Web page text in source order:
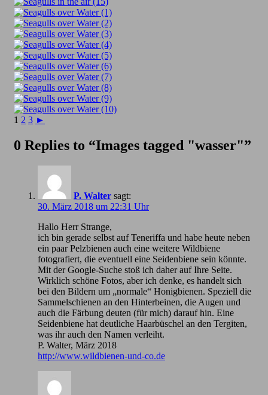
1 2 3 ►
0 Replies to “Images tagged "wasser"”
P. Walter sagt:
30. März 2018 um 22:31 Uhr
Hallo Herr Strange,
ich bin gerade selbst auf Teneriffa und habe heute neben
ein paar Pelzbienen auch eine weitere Wildbiene
fotografiert, die eventuell eine Seidenbiene sein könnte.
Mit der Google-Suche stoß ich daher auf Ihre Seite.
Wirklich schöne Fotos, aber ich denke, es handelt sich
bei den Bildern um „normale“ Honigbienen. Speziell die
Sammelschienen an den Hinterbeinen, die Augen und
auch die Färbung deuten (für mich) darauf hin. Eine
Seidenbiene hat deutliche Haarbüschel an den Tergiten,
was ihr auch den Namen verleiht.
P. Walter, März 2018
http://www.wildbienen-und-co.de